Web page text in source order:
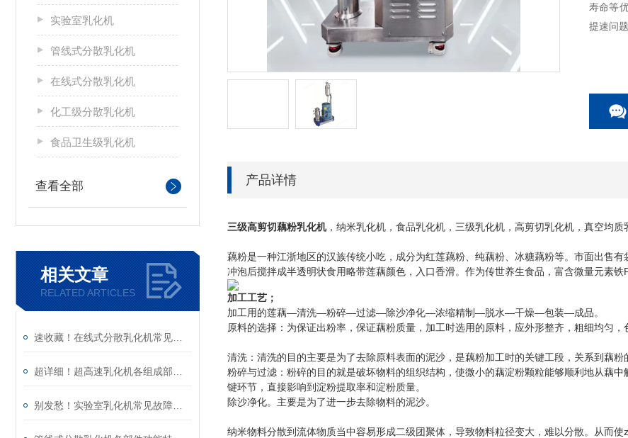
实验室乳化机
管线式分散乳化机
在线式分散乳化机
化工级分散乳化机
食品卫生级乳化机
查看全部
相关文章
RELATED ARTICLES
寿命等
提速问题
产品详情
三级高剪切藕粉乳化机，纳米乳化机，食品乳化机，三级乳化机，高剪切乳化机，真空均质
藕粉是一种江浙地区的汉族传统小吃，成分为红莲藕粉、纯藕粉、 冰糖藕粉等。市面出售有
冲泡后搅拌成半透明状食用略带莲藕颜色，入口香滑。作为传世养生食品，富含微量元素铁
加工工艺；
加工用的莲藕—清洗—粉碎—过滤—除沙净化—浓缩精制—脱水—干燥—包装—成品。
原料的选择：为保证出粉率，保证藕粉质量，加工时选用的原料，应外形整齐，粗细均匀
清洗：清洗的目的主要是为了去除原料表面的泥沙，是藕粉加工时的关键工段，关系到藕粉
粉碎与过滤：粉碎的目的就是破坏物料的组织结构，使微小的藕淀粉颗粒能够顺利地从藕
键环节，直接影响到淀粉提取率和淀粉质量。
除沙净化。主要是为了进一步去除物料的泥沙。
纳米物料分散到流体物质当中容易形成二级团聚体，导致物料粒径变大，难以分散。从而